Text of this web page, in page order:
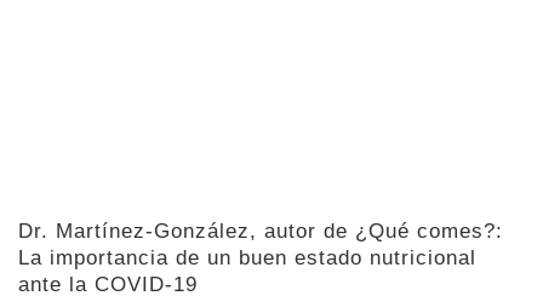
Dr. Martínez-González, autor de ¿Qué comes?:
La importancia de un buen estado nutricional
ante la COVID-19